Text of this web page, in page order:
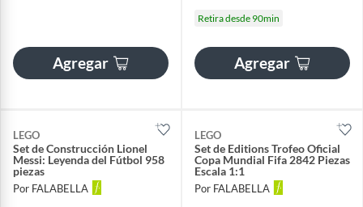
Agregar
Retira desde 90min
Agregar
LEGO
Set de Construcción Lionel
Messi: Leyenda del Fútbol 958
piezas
Por FALABELLA
LEGO
Set de Editions Trofeo Oficial
Copa Mundial Fifa 2842 Piezas
Escala 1:1
Por FALABELLA